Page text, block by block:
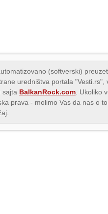
(softverski)
uredništva portala
sajta BalkanRock.com . Ukoliko
prava - molimo Vas da nas o